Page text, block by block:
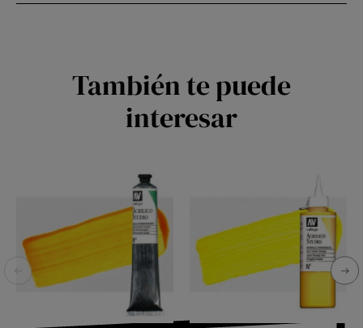
También te puede
interesar